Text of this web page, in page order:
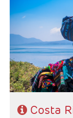
- Salidas:
- Ruta: 1 noche
noches Arenal
Guatemala
- Categoría
- Régimen: 11
Costa